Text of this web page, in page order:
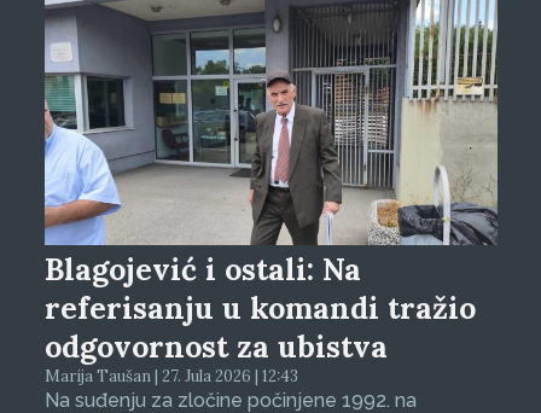
Blagojević i ostali: Na
referisanju u komandi tražio
odgovornost za ubistva
Marija Taušan | 27. Jula 2026 | 12:43
Na suđenju za zločine počinjene 1992. na